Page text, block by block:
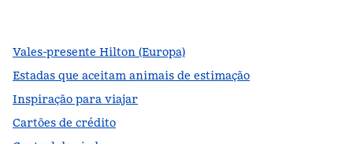
Vales-presente Hilton (Europa)
Estadas que aceitam animais de estimação
Inspiração para viajar
Cartões de crédito